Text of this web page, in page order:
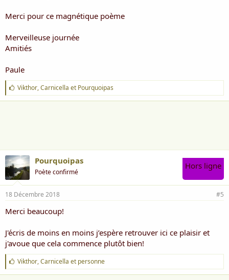
Merci pour ce magnétique poème
Merveilleuse journée
Amitiés
Paule
J
'
a
Vikthor,Carnicella et Pourquoipas
Pourquoipas
Poète confirmé
Hors ligne
18 Décembre 2018 #5
Merci beaucoup!
J'écris de moins en moins j’espère retrouver ici ce plaisir et
j'avoue que cela commence plutôt bien!
J
'
a
Vikthor,Carnicella et personne